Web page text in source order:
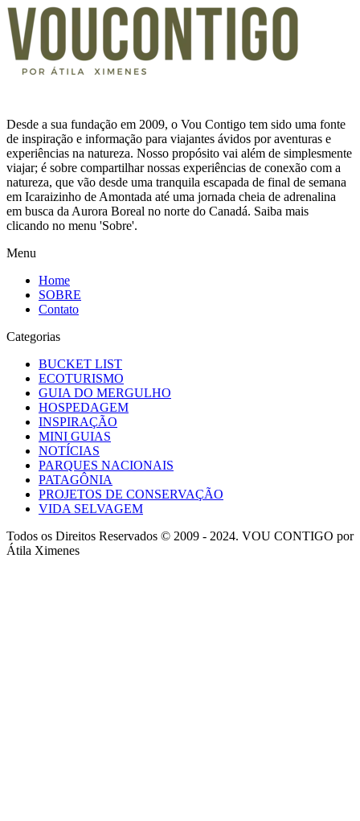
Desde a sua fundação em 2009, o Vou Contigo tem sido uma fonte
de inspiração e informação para viajantes ávidos por aventuras e
experiências na natureza. Nosso propósito vai além de simplesmente
viajar; é sobre compartilhar nossas experiências de conexão com a
natureza, que vão desde uma tranquila escapada de final de semana
em Icaraizinho de Amontada até uma jornada cheia de adrenalina
em busca da Aurora Boreal no norte do Canadá. Saiba mais
clicando no menu 'Sobre'.
Menu
Home
SOBRE
Contato
Categorias
BUCKET LIST
ECOTURISMO
GUIA DO MERGULHO
HOSPEDAGEM
INSPIRAÇÃO
MINI GUIAS
NOTÍCIAS
PARQUES NACIONAIS
PATAGÔNIA
PROJETOS DE CONSERVAÇÃO
VIDA SELVAGEM
Todos os Direitos Reservados © 2009 - 2024. VOU CONTIGO por
Átila Ximenes